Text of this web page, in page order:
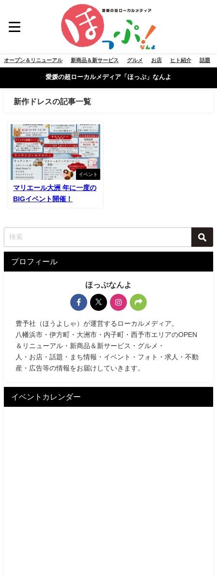
オープン＆リニューアル 新商品＆新サービス グルメ お店 ヒト紹介 話題
愛媛の超ローカルメディア「ほっぷ」なんよ
新作ドレスの記事一覧
イベント
マリエール大洲 年に一度の
BIGイベント開催！
プロフィール
ほっぷなんよ
豊予社（ほうよしゃ）が運営するローカルメディア。
八幡浜市・伊方町・大洲市・内子町・西予市エリアのOPEN
＆リニューアル・新商品＆新サービス・グルメ・
人・お店・話題・まち情報・イベント・フォト・求人・不動
産・広告等の情報をお届けしていきます。
イベントカレンダー